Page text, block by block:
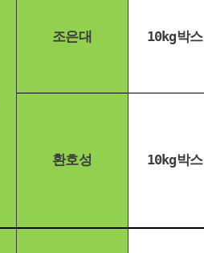
조은대 10kg박스
환호성 10kg박스